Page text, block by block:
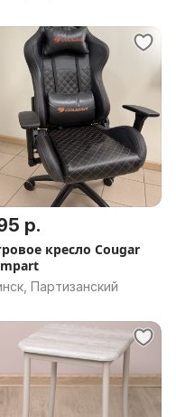
р.
кресло Cougar
Партизанский